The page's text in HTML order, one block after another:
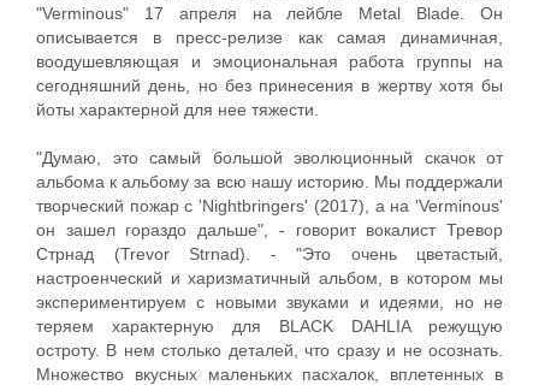
"Verminous" 17 апреля на лейбле Metal Blade. Он
описывается в пресс-релизе как самая динамичная,
воодушевляющая и эмоциональная работа группы на
сегодняшний день, но без принесения в жертву хотя бы
йоты характерной для нее тяжести.
"Думаю, это самый большой эволюционный скачок от
альбома к альбому за всю нашу историю. Мы поддержали
творческий пожар с 'Nightbringers' (2017), а на 'Verminous'
он зашел гораздо дальше", - говорит вокалист Тревор
Стрнад (Trevor Strnad). - "Это очень цветастый,
настроенческий и харизматичный альбом, в котором мы
экспериментируем с новыми звуками и идеями, но не
теряем характерную для BLACK DAHLIA режущую
остроту. В нем столько деталей, что сразу и не осознать.
Множество вкусных маленьких пасхалок, вплетенных в